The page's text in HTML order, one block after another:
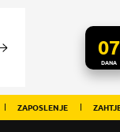
07
DANA
ZAPOSLENJE